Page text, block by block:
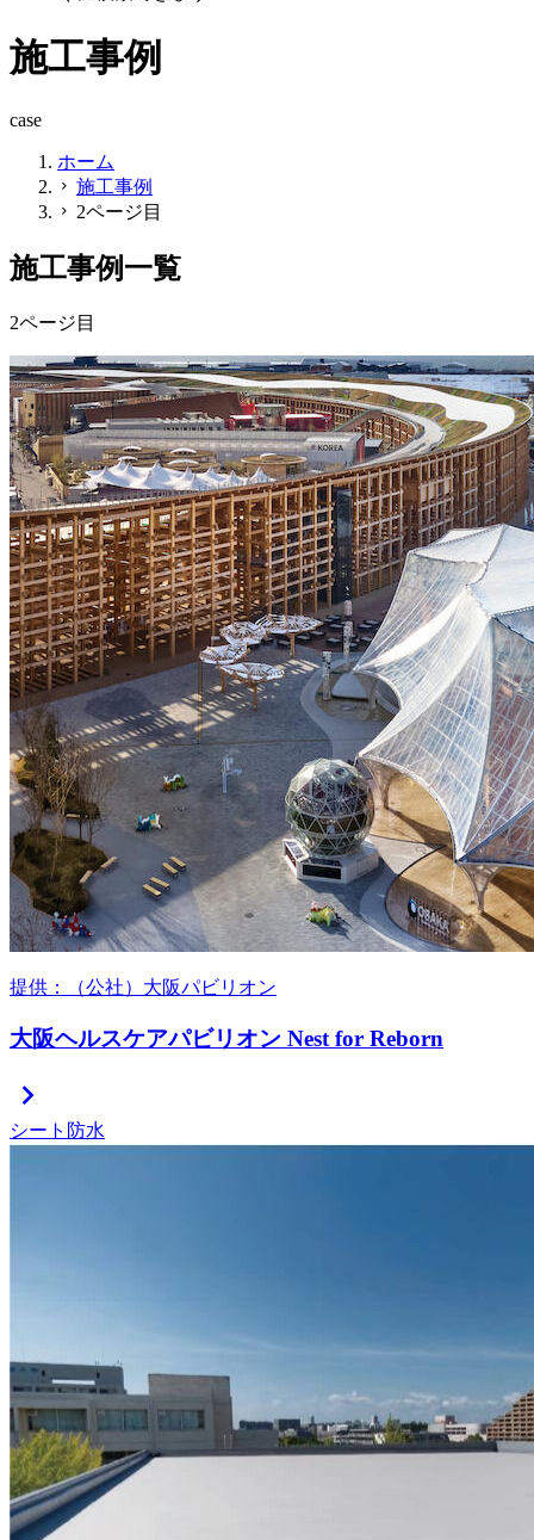
施工事例
case
ホーム
chevron_right 施工事例
chevron_right 2ページ目
施工事例一覧
2ページ目
提供：（公社）大阪パビリオン
大阪ヘルスケアパビリオン Nest for Reborn
chevron_right
シート防水